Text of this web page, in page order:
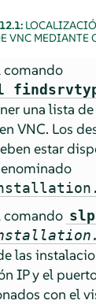
VNC MEDIANTE
comando
una lista
VNC. Los
estar
comando
las
IP y el
con el